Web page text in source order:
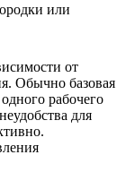
или
от
Обычно базовая
рабочего
для